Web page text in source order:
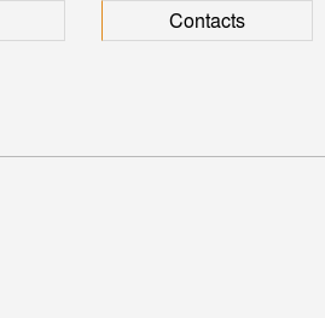
Contacts